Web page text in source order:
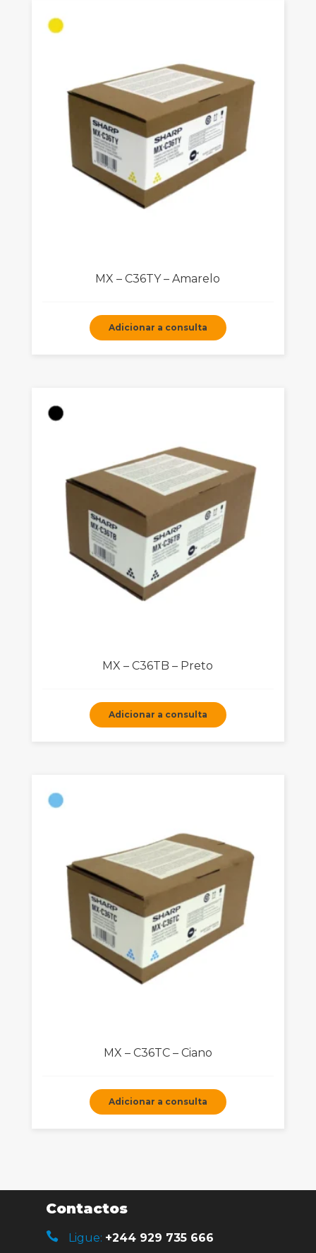
MX – C36TY – Amarelo
Adicionar a consulta
MX – C36TB – Preto
Adicionar a consulta
MX – C36TC – Ciano
Adicionar a consulta
Contactos
Ligue: +244 929 735 666